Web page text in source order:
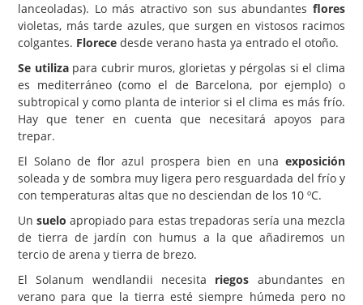
lanceoladas). Lo más atractivo son sus abundantes flores
violetas, más tarde azules, que surgen en vistosos racimos
colgantes. Florece desde verano hasta ya entrado el otoño.
Se utilizapara cubrir muros, glorietas y pérgolas si el clima
es mediterráneo (como el de Barcelona, por ejemplo) o
subtropical y como planta de interior si el clima es más frío.
Hay que tener en cuenta que necesitará apoyos para
trepar.
El Solano de flor azul prospera bien en una exposición
soleada y de sombra muy ligera pero resguardada del frío y
con temperaturas altas que no desciendan de los 10 ºC.
Unsuelo apropiado para estas trepadoras sería una mezcla
de tierra de jardín con humus a la que añadiremos un
tercio de arena y tierra de brezo.
El Solanum wendlandii necesita riegos abundantes en
verano para que la tierra esté siempre húmeda pero no